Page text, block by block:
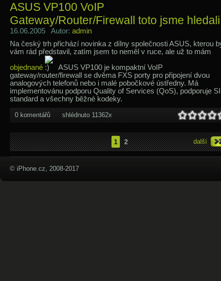
ASUS VP100 VoIP
Gateway/Router/Firewall toto jsme
16.06.2005 Autor: admin
Na český trh přichází novinka z dílny společnosti ASUS, kterou
vám rád představil, zatím jsem to neměl v ruce, ale už to mám
objednané
ASUS VP100 je kompaktní VoIP
gateway/router/firewall se dvěma FXS porty pro připojení dvou
analogových telefonů nebo i malé pobočkové ústředny. Má
implementovánu podporu Quality of Services (QoS), podporuje
standard a všechny běžné kodeky.
0 komentářů shlédnuto 11362x
další
1 2
© iPhone.cz, 2008-2017